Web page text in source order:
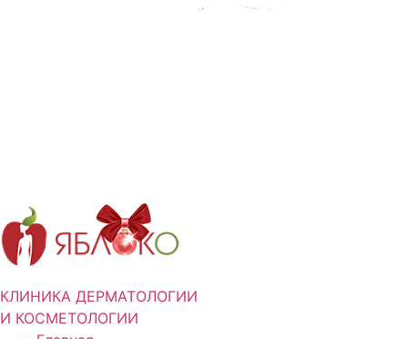
КЛИНИКА ДЕРМАТОЛОГИИ
И КОСМЕТОЛОГИИ